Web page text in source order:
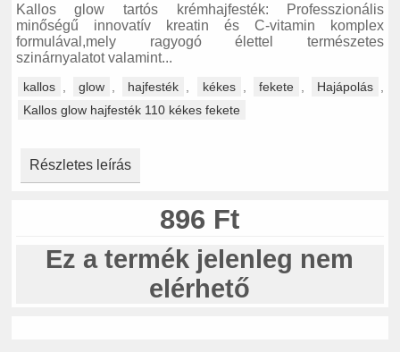
Kallos glow tartós krémhajfesték: Professzionális
minőségű innovatív kreatin és C-vitamin komplex
formulával,mely ragyogó élettel természetes
szinárnyalatot valamint...
kallos glow hajfesték kékes fekete Hajápolás
Kallos glow hajfesték 110 kékes fekete
Részletes leírás
896 Ft
Ez a termék jelenleg nem
elérhető